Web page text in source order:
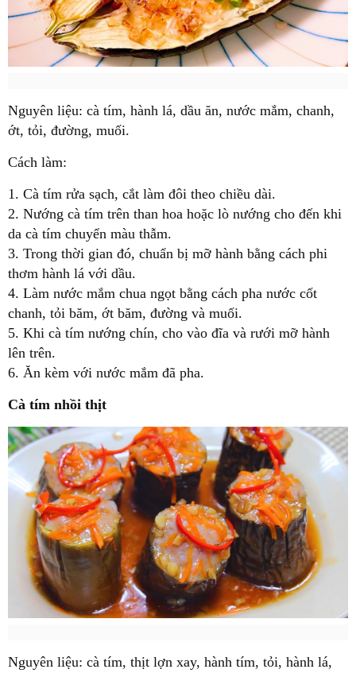
Nguyên liệu: cà tím, hành lá, dầu ăn, nước mắm, chanh,
ớt, tỏi, đường, muối.
Cách làm:
1. Cà tím rửa sạch, cắt làm đôi theo chiều dài.
2. Nướng cà tím trên than hoa hoặc lò nướng cho đến khi
da cà tím chuyển màu thẫm.
3. Trong thời gian đó, chuẩn bị mỡ hành bằng cách phi
thơm hành lá với dầu.
4. Làm nước mắm chua ngọt bằng cách pha nước cốt
chanh, tỏi băm, ớt băm, đường và muối.
5. Khi cà tím nướng chín, cho vào đĩa và rưới mỡ hành
lên trên.
6. Ăn kèm với nước mắm đã pha.
Cà tím nhồi thịt
Nguyên liệu: cà tím, thịt lợn xay, hành tím, tỏi, hành lá,